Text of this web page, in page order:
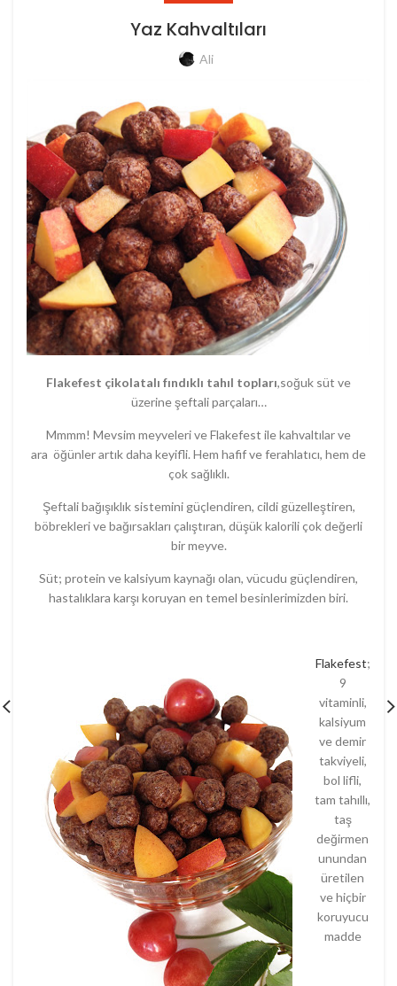
Yaz Kahvaltıları
Ali
Flakefest çikolatalı fındıklı tahıl topları,soğuk süt ve
üzerine şeftali parçaları…
Mmmm! Mevsim meyveleri ve Flakefest ile kahvaltılar ve
ara öğünler artık daha keyifli. Hem hafif ve ferahlatıcı, hem de
çok sağlıklı.
Şeftali bağışıklık sistemini güçlendiren, cildi güzelleştiren,
böbrekleri ve bağırsakları çalıştıran, düşük kalorili çok değerli
bir meyve.
Süt; protein ve kalsiyum kaynağı olan, vücudu güçlendiren,
hastalıklara karşı koruyan en temel besinlerimizden biri.
Flakefest;
9
vitaminli,
kalsiyum
ve demir
takviyeli,
bol lifli,
tam tahıllı,
taş
değirmen
unundan
üretilen
ve hiçbir
koruyucu
madde